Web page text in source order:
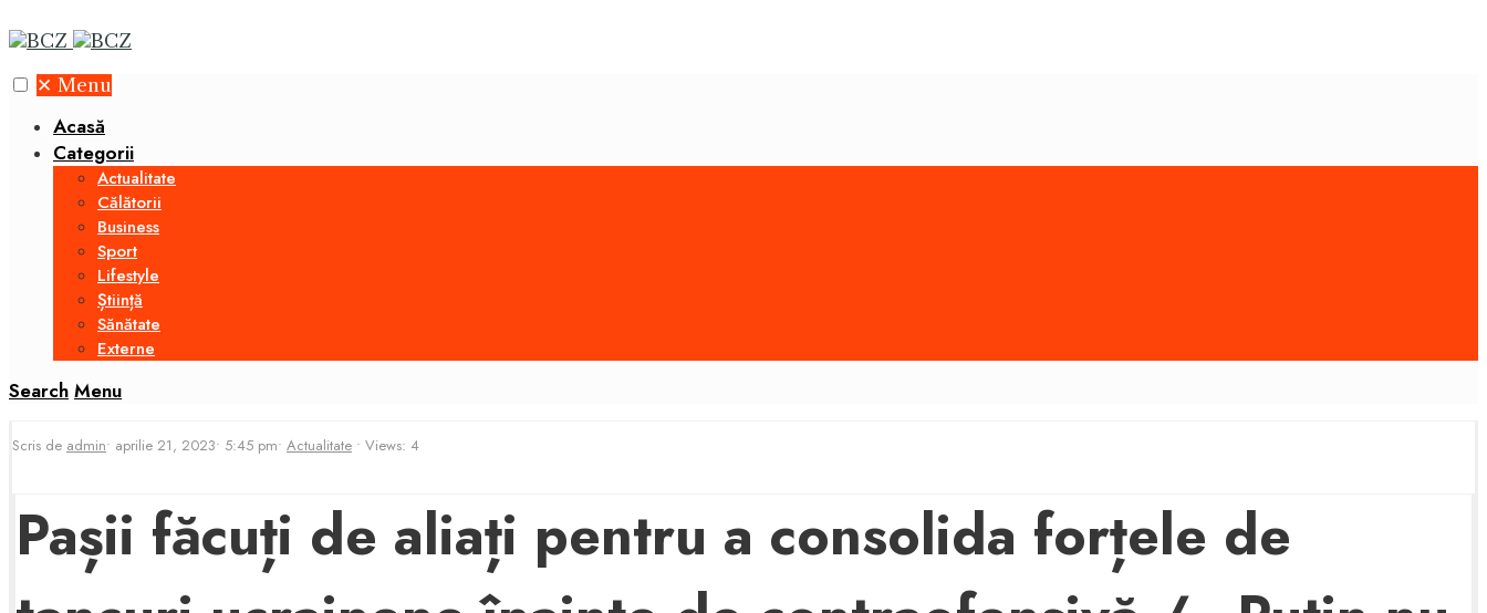
✕ Menu
Acasă
Categorii
Actualitate
Călătorii
Business
Sport
Lifestyle
Știință
Sănătate
Externe
Search Menu
Scris de admin• aprilie 21, 2023• 5:45 pm• Actualitate • Views: 4
Pașii făcuți de aliați pentru a consolida forțele de